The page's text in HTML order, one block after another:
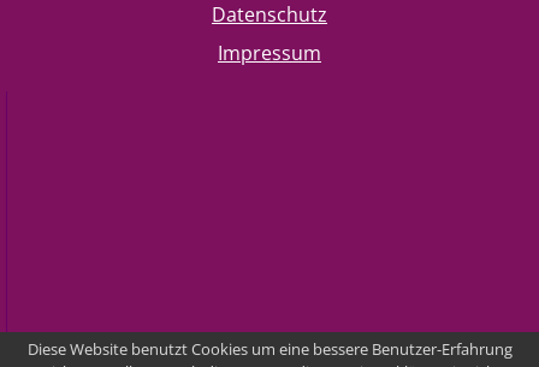
Datenschutz
Impressum
Diese Website benutzt Cookies um eine bessere Benutzer-Erfahrung